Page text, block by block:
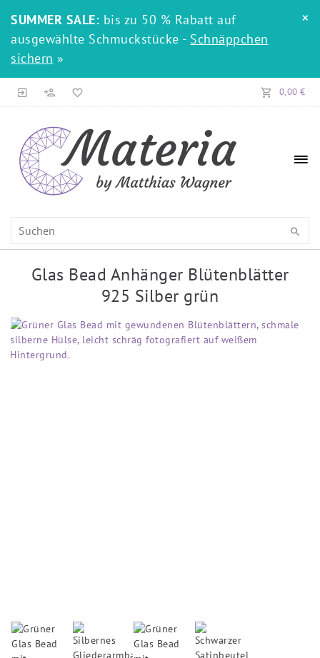
SUMMER SALE: bis zu 50 % Rabatt auf
ausgewählte Schmuckstücke - Schnäppchen
sichern »
×
0,00 €
Glas Bead Anhänger Blütenblätter
925 Silber grün